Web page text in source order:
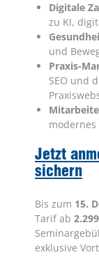
Digitale
zu KI,
und
Praxis-
SEO und
Jetzt
sichern
Bis zum 15.
Tarif ab
exklusive